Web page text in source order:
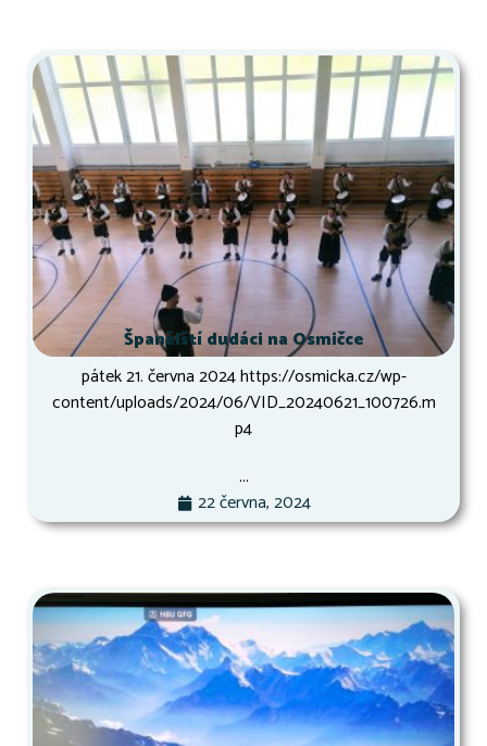
Španělští dudáci na Osmičce
pátek 21. června 2024 https://osmicka.cz/wp-
content/uploads/2024/06/VID_20240621_100726.m
p4
...
22 června, 2024